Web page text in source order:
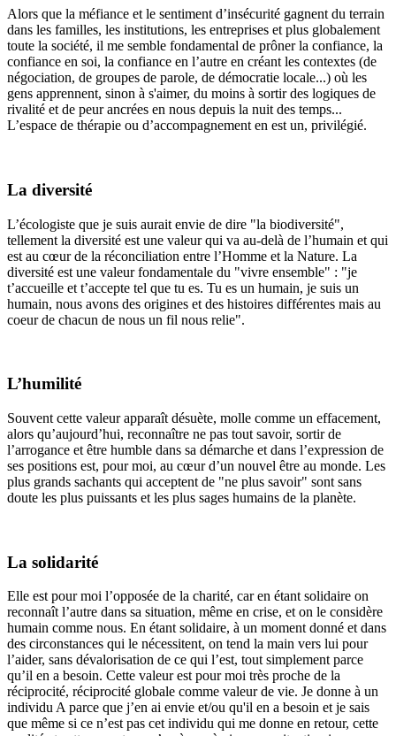
Alors que la méfiance et le sentiment d’insécurité gagnent du terrain
dans les familles, les institutions, les entreprises et plus globalement
toute la société, il me semble fondamental de prôner la confiance, la
confiance en soi, la confiance en l’autre en créant les contextes (de
négociation, de groupes de parole, de démocratie locale...) où les
gens apprennent, sinon à s'aimer, du moins à sortir des logiques de
rivalité et de peur ancrées en nous depuis la nuit des temps...
L’espace de thérapie ou d’accompagnement en est un, privilégié.
La diversité
L’écologiste que je suis aurait envie de dire "la biodiversité",
tellement la diversité est une valeur qui va au-delà de l’humain et qui
est au cœur de la réconciliation entre l’Homme et la Nature. La
diversité est une valeur fondamentale du "vivre ensemble" : "je
t’accueille et t’accepte tel que tu es. Tu es un humain, je suis un
humain, nous avons des origines et des histoires différentes mais au
coeur de chacun de nous un fil nous relie".
L’humilité
Souvent cette valeur apparaît désuète, molle comme un effacement,
alors qu’aujourd’hui, reconnaître ne pas tout savoir, sortir de
l’arrogance et être humble dans sa démarche et dans l’expression de
ses positions est, pour moi, au cœur d’un nouvel être au monde. Les
plus grands sachants qui acceptent de "ne plus savoir" sont sans
doute les plus puissants et les plus sages humains de la planète.
La solidarité
Elle est pour moi l’opposée de la charité, car en étant solidaire on
reconnaît l’autre dans sa situation, même en crise, et on le considère
humain comme nous. En étant solidaire, à un moment donné et dans
des circonstances qui le nécessitent, on tend la main vers lui pour
l’aider, sans dévalorisation de ce qui l’est, tout simplement parce
qu’il en a besoin. Cette valeur est pour moi très proche de la
réciprocité, réciprocité globale comme valeur de vie. Je donne à un
individu A parce que j’en ai envie et/ou qu'il en a besoin et je sais
que même si ce n’est pas cet individu qui me donne en retour, cette